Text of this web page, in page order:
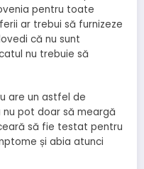
pentru toate
ar trebui să furnizeze
că nu sunt
nu trebuie să
are un astfel de
pot doar să meargă
să fie testat pentru
și abia atunci